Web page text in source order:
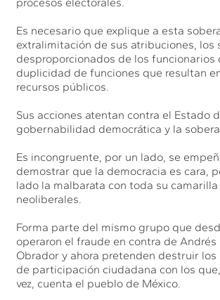
Es necesario que explique a esta
extralimitación de sus atribuciones, los
desproporcionados de los funcionarios
duplicidad de funciones que resultan
recursos públicos.
Sus acciones atentan contra el Estado
gobernabilidad democrática y la
Es incongruente, por un lado, se
demostrar que la democracia es cara,
lado la malbarata con toda su camarilla
neoliberales.
Forma parte del mismo grupo que
operaron el fraude en contra de Andrés
Obrador y ahora pretenden destruir los
de participación ciudadana con los
vez, cuenta el pueblo de México.